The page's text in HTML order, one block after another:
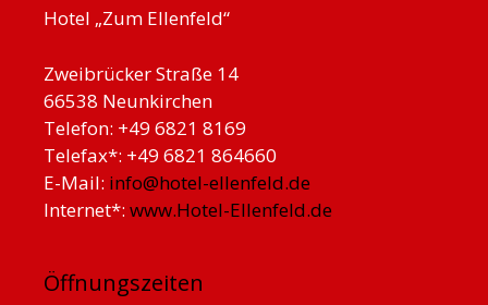
Hotel „Zum Ellenfeld“
Zweibrücker Straße 14
66538 Neunkirchen
Telefon: +49 6821 8169
Telefax*: +49 6821 864660
E-Mail: info@hotel-ellenfeld.de
Internet*: www.Hotel-Ellenfeld.de
Öffnungszeiten